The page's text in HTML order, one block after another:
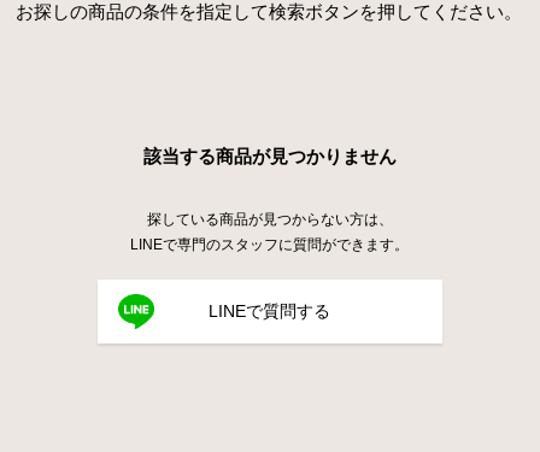
お探しの商品の条件を指定して検索ボタンを押してください。
該当する商品が見つかりません
探している商品が見つからない方は、
LINEで専門のスタッフに質問ができます。
LINEで質問する